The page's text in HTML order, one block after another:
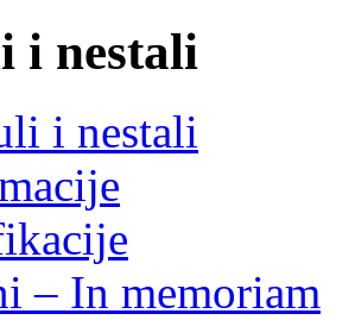
i nestali
i nestali
– In memoriam